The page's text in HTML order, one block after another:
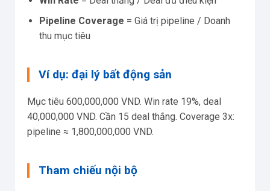
Pipeline Coverage = Giá trị pipeline / Doanh
thu mục tiêu
Ví dụ: đại lý bất động sản
Mục tiêu 600,000,000 VND. Win rate 19%, deal
40,000,000 VND. Cần 15 deal thắng. Coverage 3x:
pipeline ≈ 1,800,000,000 VND.
Tham chiếu nội bộ